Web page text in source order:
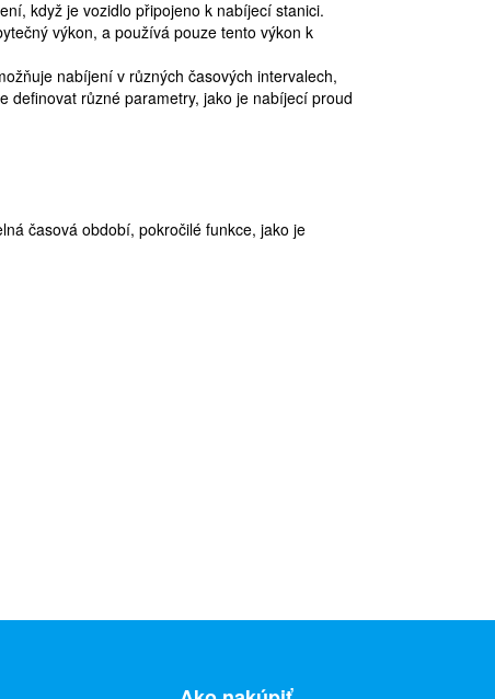
když je vozidlo připojeno k nabíjecí stanici.
výkon, a používá pouze tento výkon k
nabíjení v různých časových intervalech,
definovat různé parametry, jako je nabíjecí proud
časová období, pokročilé funkce, jako je